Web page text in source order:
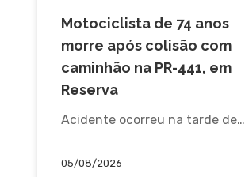
Motociclista de 74 anos
morre após colisão com
caminhão na PR-441, em
Reserva
Acidente ocorreu na tarde de…
05/08/2026